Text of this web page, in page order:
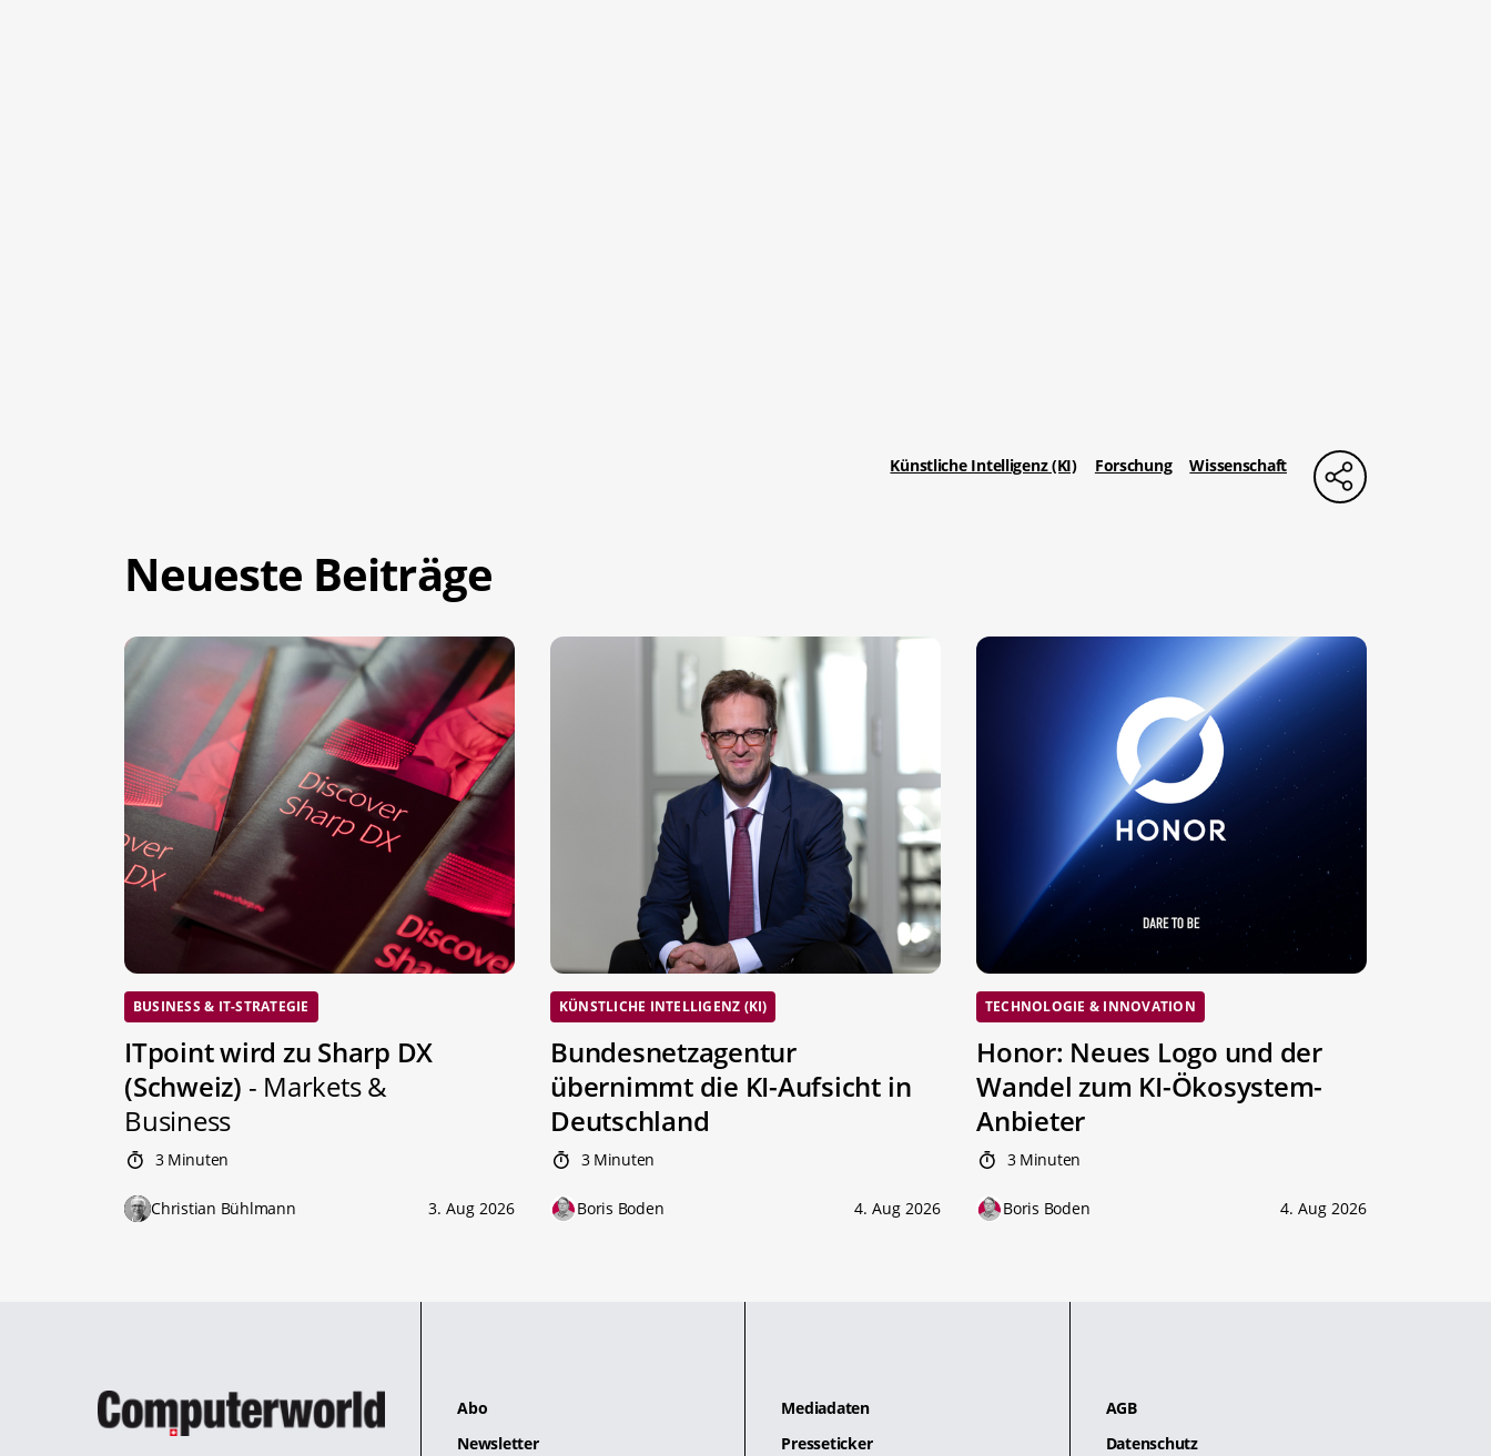
Künstliche Intelligenz (KI) Forschung Wissenschaft
Neueste Beiträge
BUSINESS & IT-STRATEGIE
ITpoint wird zu Sharp DX
(Schweiz) - Markets &
Business
3 Minuten
Christian Bühlmann 3. Aug 2026
KÜNSTLICHE INTELLIGENZ (KI)
Bundesnetzagentur
übernimmt die KI-Aufsicht in
Deutschland
3 Minuten
Boris Boden 4. Aug 2026
TECHNOLOGIE & INNOVATION
Honor: Neues Logo und der
Wandel zum KI-Ökosystem-
Anbieter
3 Minuten
Boris Boden 4. Aug 2026
Abo
Newsletter
Mediadaten
Presseticker
AGB
Datenschutz